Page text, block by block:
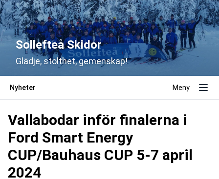
Sollefteå Skidor
Glädje, stolthet, gemenskap!
Nyheter Meny
Vallabodar inför finalerna i
Ford Smart Energy
CUP/Bauhaus CUP 5-7 april
2024